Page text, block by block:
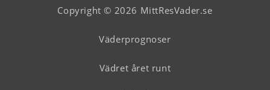
Copyright © 2026 MittResVader.se
Väderprognoser
Vädret året runt